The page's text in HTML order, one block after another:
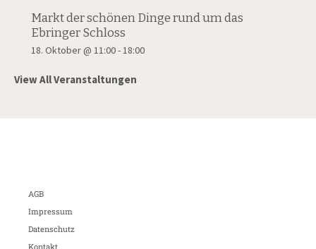
Markt der schönen Dinge rund um das
Ebringer Schloss
18. Oktober @ 11:00-18:00
View All Veranstaltungen
AGB
Impressum
Datenschutz
Kontakt